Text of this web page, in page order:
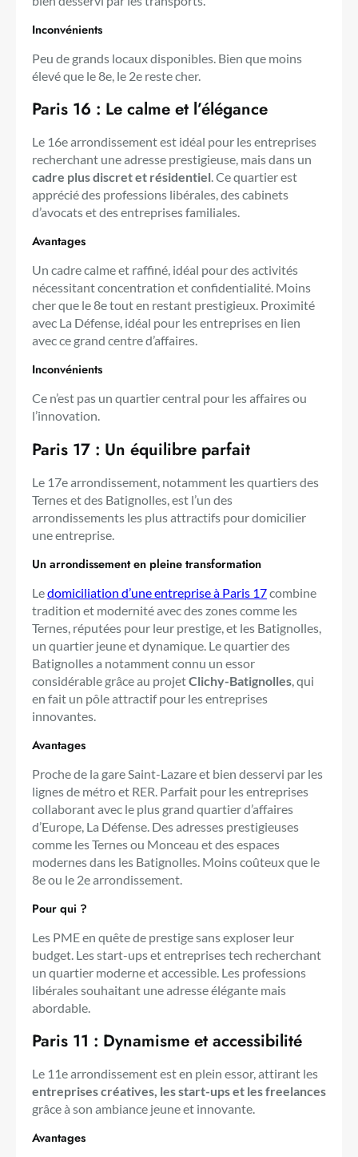
Inconvénients
Peu de grands locaux disponibles. Bien que moins
élevé que le 8e, le 2e reste cher.
Paris 16 : Le calme et l’élégance
Le 16e arrondissement est idéal pour les entreprises
recherchant une adresse prestigieuse, mais dans un
cadre plus discret et résidentiel. Ce quartier est
apprécié des professions libérales, des cabinets
d’avocats et des entreprises familiales.
Avantages
Un cadre calme et raffiné, idéal pour des activités
nécessitant concentration et confidentialité. Moins
cher que le 8e tout en restant prestigieux. Proximité
avec La Défense, idéal pour les entreprises en lien
avec ce grand centre d’affaires.
Inconvénients
Ce n’est pas un quartier central pour les affaires ou
l’innovation.
Paris 17 : Un équilibre parfait
Le 17e arrondissement, notamment les quartiers des
Ternes et des Batignolles, est l’un des
arrondissements les plus attractifs pour domicilier
une entreprise.
Un arrondissement en pleine transformation
Ledomiciliation d’une entreprise à Paris 17combine
tradition et modernité avec des zones comme les
Ternes, réputées pour leur prestige, et les Batignolles,
un quartier jeune et dynamique. Le quartier des
Batignolles a notamment connu un essor
considérable grâce au projetClichy-Batignolles , qui
en fait un pôle attractif pour les entreprises
innovantes.
Avantages
Proche de la gare Saint-Lazare et bien desservi par les
lignes de métro et RER. Parfait pour les entreprises
collaborant avec le plus grand quartier d’affaires
d’Europe, La Défense. Des adresses prestigieuses
comme les Ternes ou Monceau et des espaces
modernes dans les Batignolles. Moins coûteux que le
8e ou le 2e arrondissement.
Pour qui ?
Les PME en quête de prestige sans exploser leur
budget. Les start-ups et entreprises tech recherchant
un quartier moderne et accessible. Les professions
libérales souhaitant une adresse élégante mais
abordable.
Paris 11 : Dynamisme et accessibilité
Le 11e arrondissement est en plein essor, attirant les
entreprises créatives, les start-ups et les freelances
grâce à son ambiance jeune et innovante.
Avantages